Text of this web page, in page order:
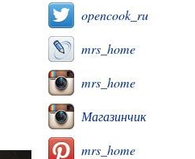
opencook_ru
mrs_home
mrs_home
Магазинчик
mrs_home